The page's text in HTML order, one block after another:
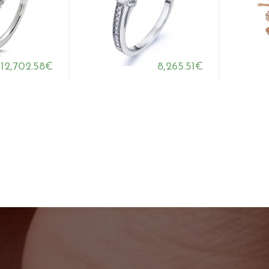
12,702.58€ 8,265.51€